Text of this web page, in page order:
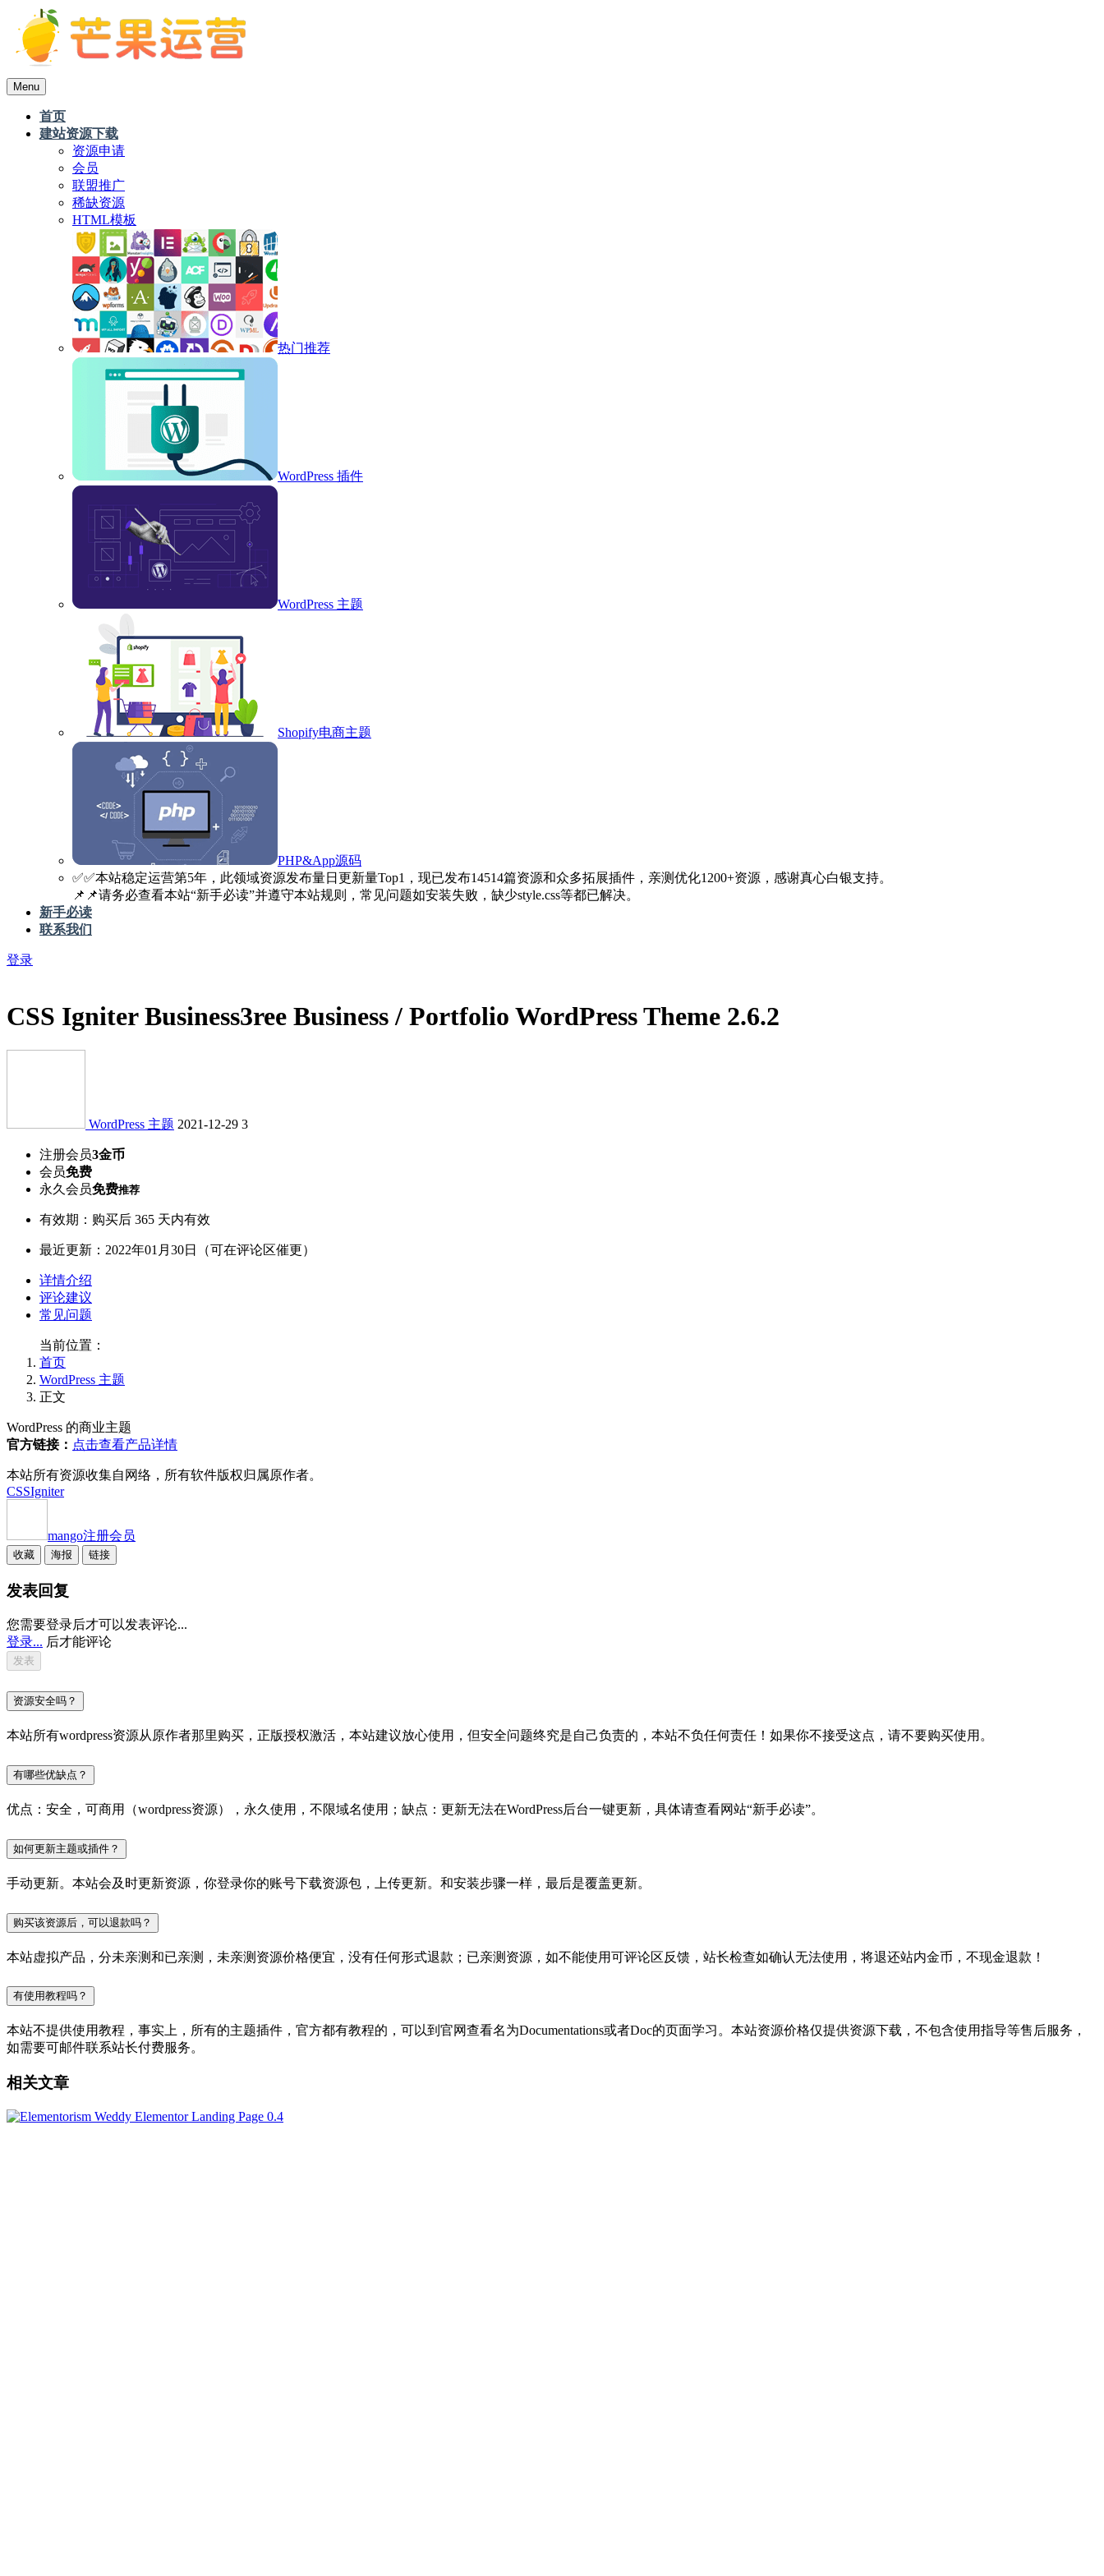
Menu
首页
建站资源下载
资源申请
会员
联盟推广
稀缺资源
HTML模板
热门推荐
WordPress 插件
WordPress 主题
Shopify电商主题
PHP&App源码
✅️✅️本站稳定运营第5年，此领域资源发布量日更新量Top1，现已发布14514篇资源和众多拓展插件，亲测优化1200+资源，感谢真心白银支持。
📌📌请务必查看本站“新手必读”并遵守本站规则，常见问题如安装失败，缺少style.css等都已解决。
新手必读
联系我们
登录
CSS Igniter Business3ree Business / Portfolio WordPress Theme 2.6.2
WordPress 主题 2021-12-29 3
注册会员3金币
会员免费
永久会员免费推荐
有效期：购买后 365 天内有效
最近更新：2022年01月30日（可在评论区催更）
详情介绍
评论建议
常见问题
当前位置：
首页
WordPress 主题
正文
WordPress 的商业主题
官方链接： 点击查看产品详情
本站所有资源收集自网络，所有软件版权归属原作者。
CSSIgniter
mango注册会员
收藏 海报 链接
发表回复
您需要登录后才可以发表评论...
登录... 后才能评论
资源安全吗？
本站所有wordpress资源从原作者那里购买，正版授权激活，本站建议放心使用，但安全问题终究是自己负责的，本站不负任何责任！如果你不接受这点，请不要购买使用。
有哪些优缺点？
优点：安全，可商用（wordpress资源），永久使用，不限域名使用；缺点：更新无法在WordPress后台一键更新，具体请查看网站“新手必读”。
如何更新主题或插件？
手动更新。本站会及时更新资源，你登录你的账号下载资源包，上传更新。和安装步骤一样，最后是覆盖更新。
购买该资源后，可以退款吗？
本站虚拟产品，分未亲测和已亲测，未亲测资源价格便宜，没有任何形式退款；已亲测资源，如不能使用可评论区反馈，站长检查如确认无法使用，将退还站内金币，不现金退款！
有使用教程吗？
本站不提供使用教程，事实上，所有的主题插件，官方都有教程的，可以到官网查看名为Documentations或者Doc的页面学习。本站资源价格仅提供资源下载，不包含使用指导等售后服务，
如需要可邮件联系站长付费服务。
相关文章